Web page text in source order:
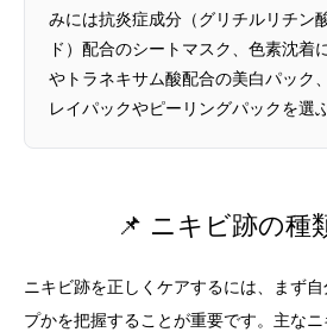
みには抗炎症成分（グリチルリチン
ド）配合のシートマスク、色素沈着
やトラネキサム酸配合の美白パック
レイパックやピーリングパックを選
📌 ニキビ跡の種
ニキビ跡を正しくケアするには、まず
プかを把握することが重要です。主な